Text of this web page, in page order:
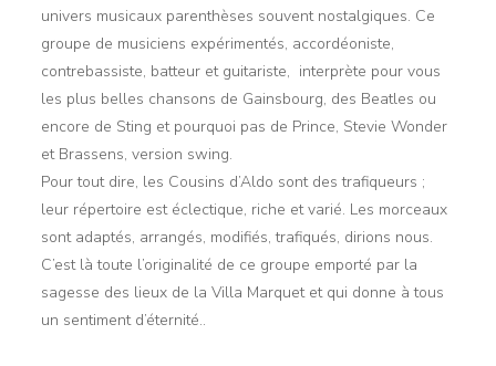
univers musicaux parenthèses souvent nostalgiques. Ce
groupe de musiciens expérimentés, accordéoniste,
contrebassiste, batteur et guitariste, interprète pour vous
les plus belles chansons de Gainsbourg, des Beatles ou
encore de Sting et pourquoi pas de Prince, Stevie Wonder
et Brassens, version swing.
Pour tout dire, les Cousins d’Aldo sont des trafiqueurs ;
leur répertoire est éclectique, riche et varié. Les morceaux
sont adaptés, arrangés, modifiés, trafiqués, dirions nous.
C’est là toute l’originalité de ce groupe emporté par la
sagesse des lieux de la Villa Marquet et qui donne à tous
un sentiment d’éternité..